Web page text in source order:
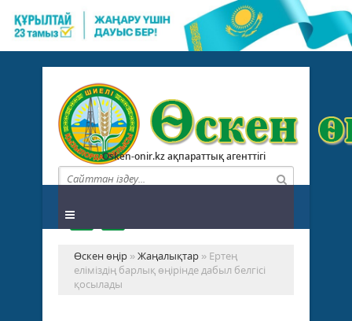
Osken-onir.kz ақпараттық агенттігі
Өскен өңір »Жаңалықтар » Ертең
еліміздің барлық өңірінде дабыл белгісі
қосылады